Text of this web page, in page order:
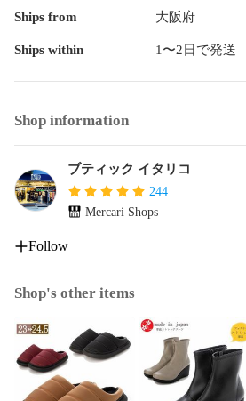
土日祝日は発送対応不可です。）
Ships from 大阪府
Ships within 1〜2日で発送
Shop information
ブティック イタリコ
244
Mercari Shops
Follow
Shop's other items